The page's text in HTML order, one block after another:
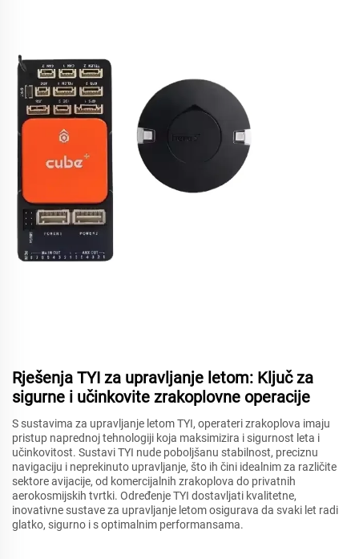
Rješenja TYI za upravljanje letom: Ključ za
sigurne i učinkovite zrakoplovne operacije
S sustavima za upravljanje letom TYI, operateri zrakoplova imaju
pristup naprednoj tehnologiji koja maksimizira i sigurnost leta i
učinkovitost. Sustavi TYI nude poboljšanu stabilnost, preciznu
navigaciju i neprekinuto upravljanje, što ih čini idealnim za različite
sektore avijacije, od komercijalnih zrakoplova do privatnih
aerokosmijskih tvrtki. Određenje TYI dostavljati kvalitetne,
inovativne sustave za upravljanje letom osigurava da svaki let radi
glatko, sigurno i s optimalnim performansama.